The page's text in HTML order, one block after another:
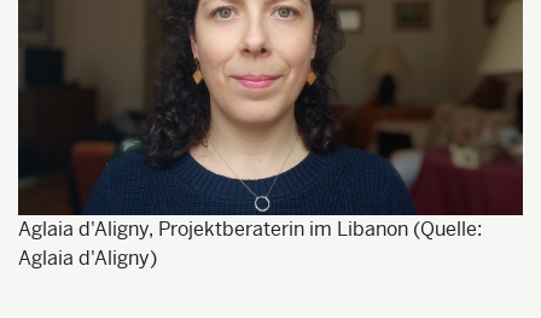
Aglaia d'Aligny, Projektberaterin im Libanon (Quelle:
Aglaia d'Aligny)